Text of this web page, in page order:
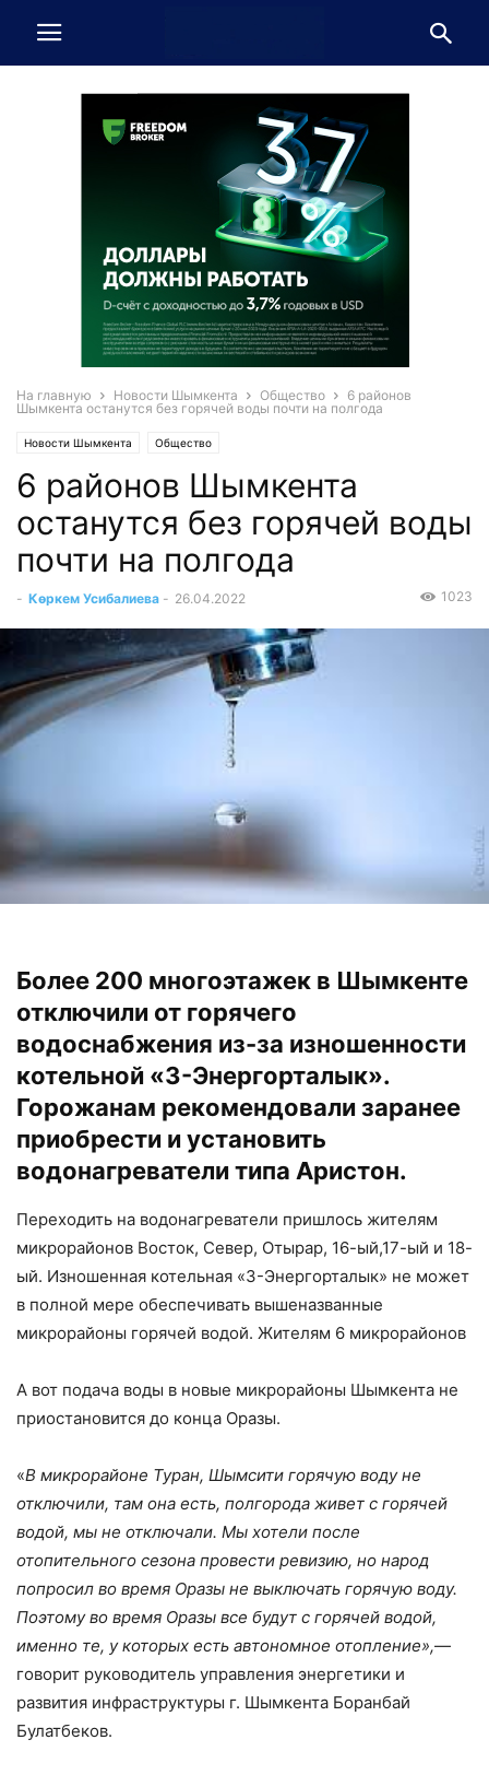
На главную Новости Шымкента Общество
6 районов
Шымкента останутся без горячей воды почти на полгода
Новости Шымкента Общество
6 районов Шымкента
останутся без горячей воды
почти на полгода
- Көркем Усибалиева - 26.04.2022 1023
Более 200 многоэтажек в Шымкенте
отключили от горячего
водоснабжения из-за изношенности
котельной «3-Энергорталык».
Горожанам рекомендовали заранее
приобрести и установить
водонагреватели типа Аристон.
Переходить на водонагреватели пришлось жителям
микрорайонов Восток, Север, Отырар, 16-ый,17-ый и 18-
ый. Изношенная котельная «3-Энергорталык» не может
в полной мере обеспечивать вышеназванные
микрорайоны горячей водой. Жителям 6 микрорайонов
А вот подача воды в новые микрорайоны Шымкента не
приостановится до конца Оразы.
«В микрорайоне Туран, Шымсити горячую воду не
отключили, там она есть, полгорода живет с горячей
водой, мы не отключали. Мы хотели после
отопительного сезона провести ревизию, но народ
попросил во время Оразы не выключать горячую воду.
Поэтому во время Оразы все будут с горячей водой,
именно те, у которых есть автономное отопление»,—
говорит руководитель управления энергетики и
развития инфраструктуры г. Шымкента Боранбай
Булатбеков.